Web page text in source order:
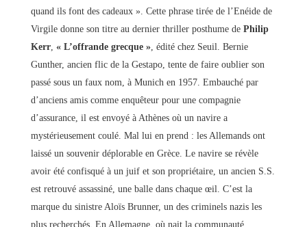
quand ils font des cadeaux ». Cette phrase tirée de l’Enéide de
Virgile donne son titre au dernier thriller posthume de Philip
Kerr, « L’offrande grecque », édité chez Seuil. Bernie
Gunther, ancien flic de la Gestapo, tente de faire oublier son
passé sous un faux nom, à Munich en 1957. Embauché par
d’anciens amis comme enquêteur pour une compagnie
d’assurance, il est envoyé à Athènes où un navire a
mystérieusement coulé. Mal lui en prend : les Allemands ont
laissé un souvenir déplorable en Grèce. Le navire se révèle
avoir été confisqué à un juif et son propriétaire, un ancien S.S.
est retrouvé assassiné, une balle dans chaque œil. C’est la
marque du sinistre Aloïs Brunner, un des criminels nazis les
plus recherchés. En Allemagne, où nait la communauté